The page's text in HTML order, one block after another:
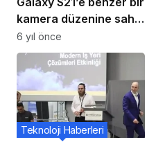
kamera düzenine sahip
bu harika Samsung
Galaxy Z Flip3
Konseptine göz atın
6 yıl önce
Teknoloji Haberleri